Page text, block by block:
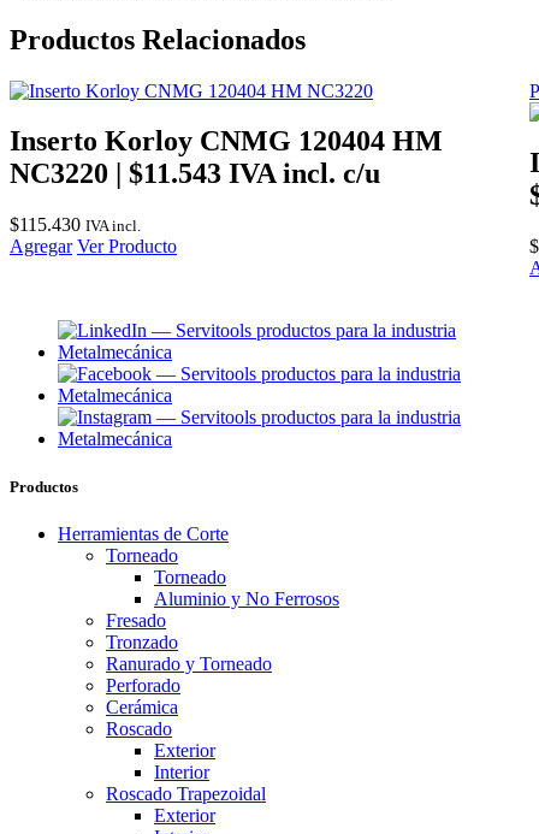
Productos Relacionados
Inserto Korloy CNMG 120404 HM
NC3220 | $11.543 IVA incl. c/u
$115.430 IVA incl.
Agregar Ver Producto
$
Productos
Herramientas de Corte
Torneado
Torneado
Aluminio y No Ferrosos
Fresado
Tronzado
Ranurado y Torneado
Perforado
Cerámica
Roscado
Exterior
Interior
Roscado Trapezoidal
Exterior